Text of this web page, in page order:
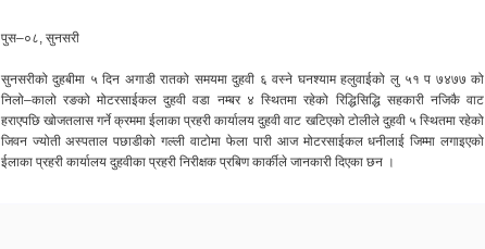
पुस–०८, सुनसरी
सुनसरीको दुहबीमा ५ दिन अगाडी रातको समयमा दुहवी ६ वस्ने घनश्याम हलुवाईको लु ५१ प ७४७७ को
निलो–कालो रङको मोटरसाईकल दुहवी वडा नम्बर ४ स्थितमा रहेको रिद्धिसिद्धि सहकारी नजिकै वाट
हराएपछि खोजतलास गर्ने क्रममा ईलाका प्रहरी कार्यालय दुहवी वाट खटिएको टोलीले दुहवी ५ स्थितमा रहेको
जिवन ज्योती अस्पताल पछाडीको गल्ली वाटोमा फेला पारी आज मोटरसाईकल धनीलाई जिम्मा लगाइएको
ईलाका प्रहरी कार्यालय दुहवीका प्रहरी निरीक्षक प्रबिण कार्कीले जानकारी दिएका छन ।